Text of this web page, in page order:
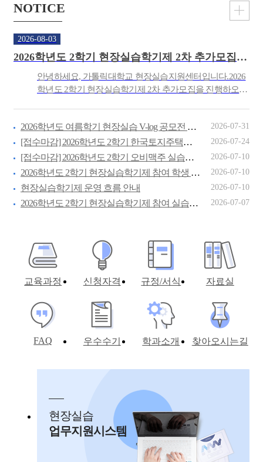
NOTICE
2026-08-03
2026학년도 2학기 현장실습학기제 2차 추가모집 안내
안녕하세요, 가톨릭대학교 현장실습지원센터입니다.2026
학년도 2학기 현장실습학기제 2차 추가모집을 진행하오니
지원자격을 만족해야 합니다. ※ 가톨릭대학교 현장실습학
기제 지원자격 가. 20...
2026학년도 여름학기 현장실습 V-log 공모전 안내 2026-07-31
[접수마감] 2026학년도 2학기 한국토지주택공사(LH) 인천지역본부 실습생 내부선발 안내 2026-07-24
[접수마감] 2026학년도 2학기 오비맥주 실습생 모집 안내 2026-07-10
2026학년도 2학기 현장실습학기제 참여 학생 모집 2026-07-10
현장실습학기제 운영 흐름 안내 2026-07-10
2026학년도 2학기 현장실습학기제 참여 실습기관(기업) 모집 안내 2026-07-07
교육과정 신청자격 규정/서식 자료실
FAQ 우수수기 학과소개 찾아오시는길
현장실습
업무지원시스템